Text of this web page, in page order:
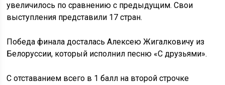
увеличилось по сравнению с предыдущим. Свои
выступления представили 17 стран.
Победа финала досталась Алексею Жигалковичу из
Белоруссии, который исполнил песню «С друзьями».
С отставанием всего в 1 балл на второй строчке